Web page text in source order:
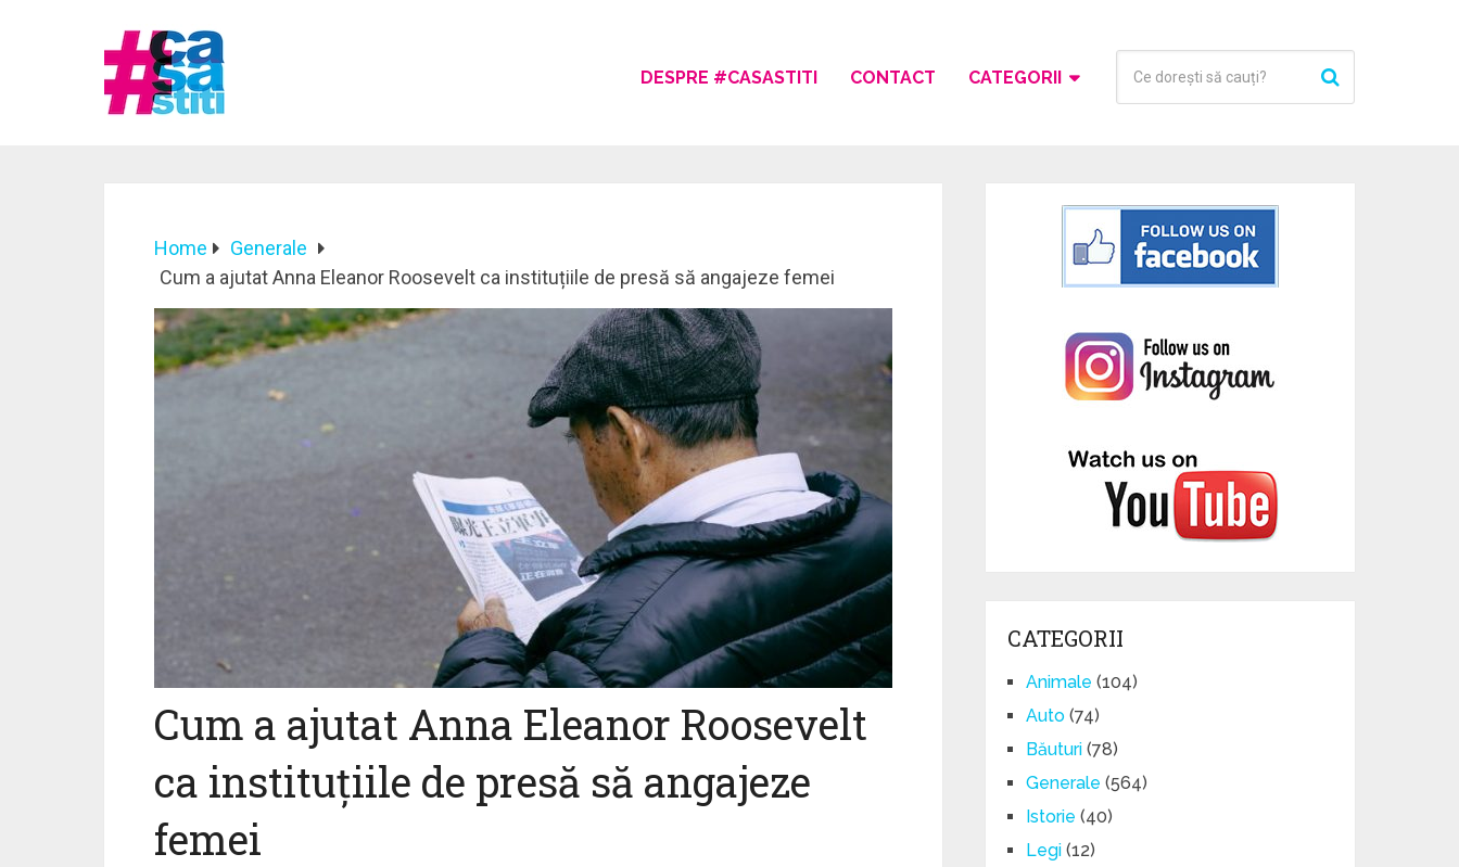
DESPRE #CASASTITI CONTACT CATEGORII
Home
Generale
Cum a ajutat Anna Eleanor Roosevelt ca instituțiile de presă să angajeze femei
Cum a ajutat Anna Eleanor Roosevelt
ca instituțiile de presă să angajeze
femei
CATEGORII
Animale (104)
Auto (74)
Băuturi (78)
Generale (564)
Istorie (40)
Legi (12)